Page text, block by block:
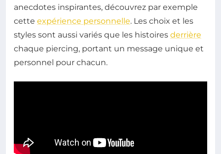
anecdotes inspirantes, découvrez par exemple
cette expérience personnelle. Les choix et les
styles sont aussi variés que les histoires derrière
chaque piercing, portant un message unique et
personnel pour chacun.